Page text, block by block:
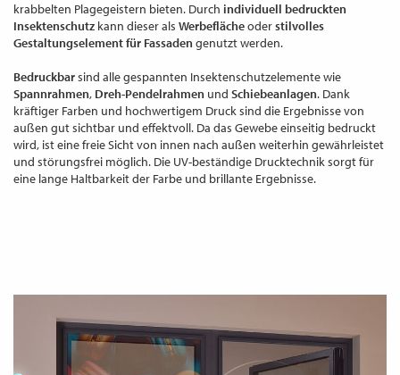
WECHSELN
DE
krabbelten Plagegeistern bieten. Durch individuell bedruckten
Insektenschutz kann dieser als Werbeflächeoderstilvolles
Gestaltungselement für Fassaden genutzt werden.
Bedruckbarsind alle gespannten Insektenschutzelemente wie
Spannrahmen, Dreh-Pendelrahmen und Schiebeanlagen. Dank
kräftiger Farben und hochwertigem Druck sind die Ergebnisse von
außen gut sichtbar und effektvoll. Da das Gewebe einseitig bedruckt
wird, ist eine freie Sicht von innen nach außen weiterhin gewährleistet
und störungsfrei möglich. Die UV-beständige Drucktechnik sorgt für
eine lange Haltbarkeit der Farbe und brillante Ergebnisse.